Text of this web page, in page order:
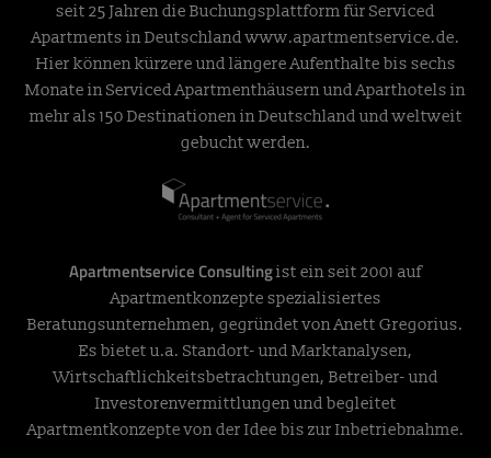
seit 25 Jahren die Buchungsplattform für Serviced
Apartments in Deutschlandwww.apartmentservice.de.
Hier können kürzere und längere Aufenthalte bis sechs
Monate in Serviced Apartmenthäusern und Aparthotels in
mehr als 150 Destinationen in Deutschland und weltweit
gebucht werden.
Apartmentservice Consultingist ein seit 2001 auf
Apartmentkonzepte spezialisiertes
Beratungsunternehmen, gegründet von Anett Gregorius.
Es bietet u.a. Standort- und Marktanalysen,
Wirtschaftlichkeitsbetrachtungen, Betreiber- und
Investorenvermittlungen und begleitet
Apartmentkonzepte von der Idee bis zur Inbetriebnahme.